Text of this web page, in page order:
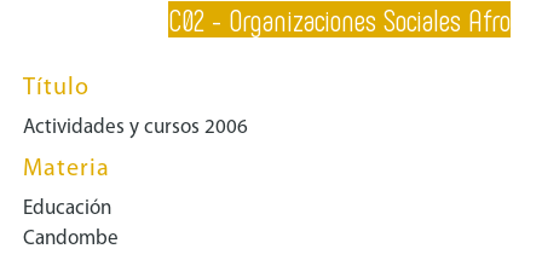
C02 - Organizaciones Sociales Afro
Título
Actividades y cursos 2006
Materia
Educación
Candombe